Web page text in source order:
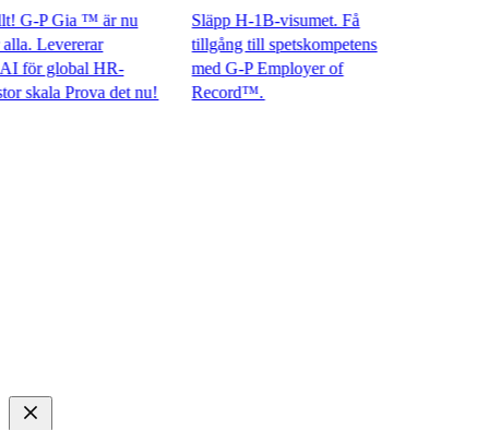
P Gia ™ är nu
global HR-
Prova det nu!​​
Släpp H-1B-visumet. Få
tillgång till spetskompetens
med G-P Employer of
Record™.​​